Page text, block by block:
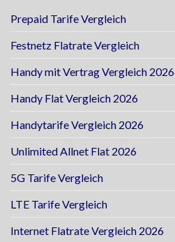
Prepaid Tarife Vergleich
Festnetz Flatrate Vergleich
Handy mit Vertrag Vergleich 2026
Handy Flat Vergleich 2026
Handytarife Vergleich 2026
Unlimited Allnet Flat 2026
5G Tarife Vergleich
LTE Tarife Vergleich
Internet Flatrate Vergleich 2026